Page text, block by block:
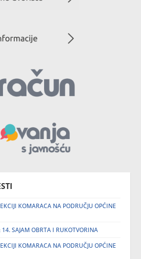
KOMARACA NA PODRUČJU OPĆINE
SAJAM OBRTA I RUKOTVORINA
KOMARACA NA PODRUČJU OPĆINE